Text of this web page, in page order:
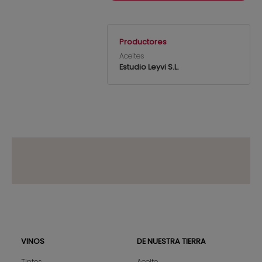
Productores
Aceites
Estudio Leyvi S.L.
Sitemap
VINOS DE NUESTRA TIERRA